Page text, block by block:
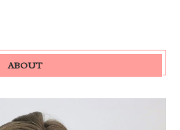
ABOUT